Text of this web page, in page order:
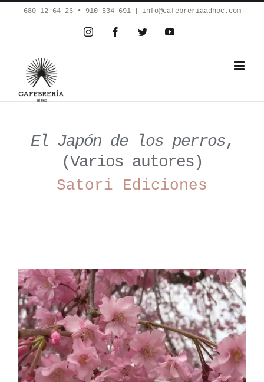
Saltar
al
contenido
680 12 64 26‬ • 910 534 691 info@cafebreriaadhoc.com
InstagramFacebookTwitterYouTube
El Japón de los perros,
(Varios autores)
Satori Ediciones
View
Larger
Image